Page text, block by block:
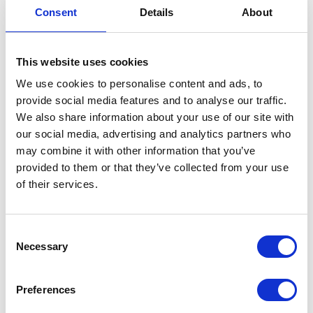
Consent Details About
This website uses cookies
We use cookies to personalise content and ads, to
provide social media features and to analyse our traffic.
We also share information about your use of our site with
our social media, advertising and analytics partners who
may combine it with other information that you’ve
provided to them or that they’ve collected from your use
of their services.
Selection
Necessary
Preferences
Unități mobile de procesare sau răcire
închiriabile pentru termen scurt (vârfuri de
urgență;
Automatizare și control complet al
parametrilor de proces– drive-uri si filtre active
Danfoss, ușor de integrat în SCADA sau BMS.
Igienă, eficiență, trasabilitate
fi integrate în fluxuri de curățare CIP/SIP.
Audit inițial al echipamentelor dvs.